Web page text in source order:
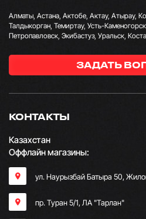
КОНТАКТЫ
Казахстан
Оффлайн магазины:
ул. Наурызбай Батыра 50,
пр. Туран 5/1, ЛА "Тарлан"
Алматы, Астана, Актобе, Актау, Атырау,
Талдыкорган, Темиртау, Усть-
Петропавловск, Экибастуз, Уральск,
ЗАДАТЬ